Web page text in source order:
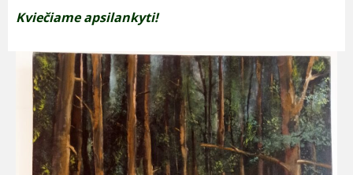
Kviečiame apsilankyti!